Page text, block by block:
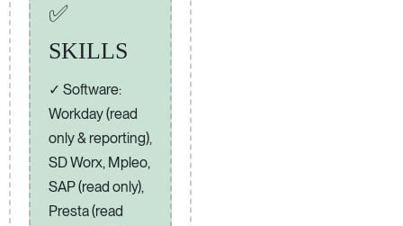
✅
SKILLS
Software:
Workday (read
only & reporting),
SD Worx, Mpleo,
SAP (read only),
Presta (read